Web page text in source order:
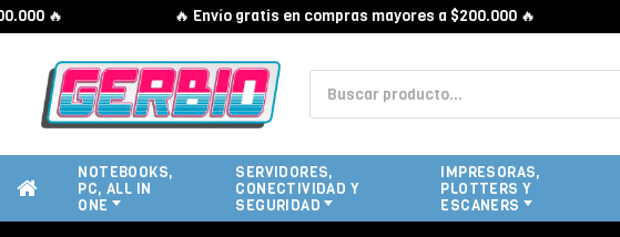
🔥 🔥 Envío gratis en compras mayores a $200.000 🔥
NOTEBOOKS,
PC, ALL IN
ONE
SERVIDORES,
CONECTIVIDAD Y
SEGURIDAD
IMPRESORAS,
PLOTTERS Y
ESCANERS